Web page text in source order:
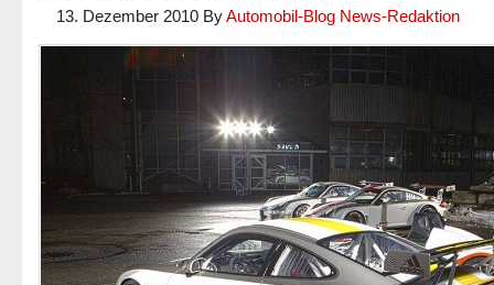
13. Dezember 2010 ByAutomobil-Blog News-Redaktion